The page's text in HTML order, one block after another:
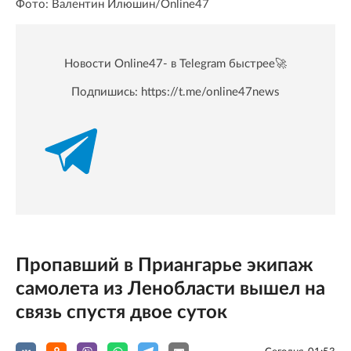
Фото: Валентин Илюшин/Online47
Новости Online47- в Telegram быстрее🚀
Подпишись: https://t.me/online47news
Пропавший в Приангарье экипаж
самолета из Ленобласти вышел на
связь спустя двое суток